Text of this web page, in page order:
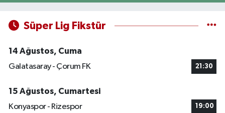
Süper Lig Fikstür
14 Ağustos, Cuma
Galatasaray - Çorum FK
21:30
15 Ağustos, Cumartesi
Konyaspor - Rizespor
19:00